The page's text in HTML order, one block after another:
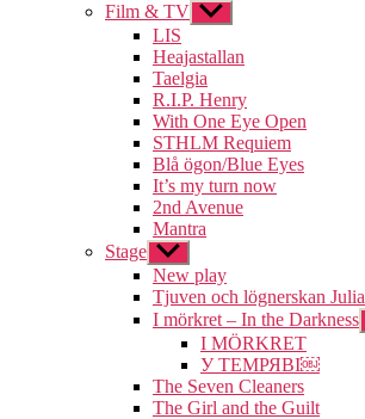
Film & TV Visa
undermeny
LIS
Heajastallan
Taelgia
R.I.P. Henry
With One Eye Open
STHLM Requiem
Blå ögon/Blue Eyes
It’s my turn now
2nd Avenue
Mantra
Stage Visa
undermeny
New play
Tjuven och lögnerskan Julia
I mörkret – In the Darkness
I MÖRKRET
У ТЕМРЯВІ￼
The Seven Cleaners
The Girl and the Guilt